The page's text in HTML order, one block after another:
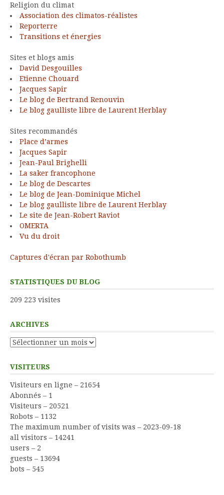
Religion du climat
Association des climatos-réalistes
Reporterre
Transitions et énergies
Sites et blogs amis
David Desgouilles
Etienne Chouard
Jacques Sapir
Le blog de Bertrand Renouvin
Le blog gaulliste libre de Laurent Herblay
Sites recommandés
Place d’armes
Jacques Sapir
Jean-Paul Brighelli
La saker francophone
Le blog de Descartes
Le blog de Jean-Dominique Michel
Le blog gaulliste libre de Laurent Herblay
Le site de Jean-Robert Raviot
OMERTA
Vu du droit
Captures d'écran par Robothumb
STATISTIQUES DU BLOG
209 223 visites
ARCHIVES
Archives
VISITEURS
Visiteurs en ligne – 21654
Abonnés – 1
Visiteurs – 20521
Robots – 1132
The maximum number of visits was – 2023-09-18
all visitors – 14241
users – 2
guests – 13694
bots – 545